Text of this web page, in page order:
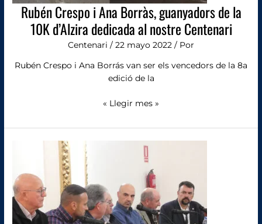
Rubén Crespo i Ana Borràs, guanyadors de la
10K d’Alzira dedicada al nostre Centenari
Centenari / 22 mayo 2022 / Por
Rubén Crespo i Ana Borrás van ser els vencedors de la 8a
edició de la
nostre
Centenari
« Llegir mes »
de
la
UD